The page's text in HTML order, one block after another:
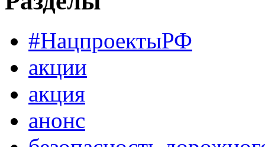
#НацпроектыРФ
акции
акция
анонс